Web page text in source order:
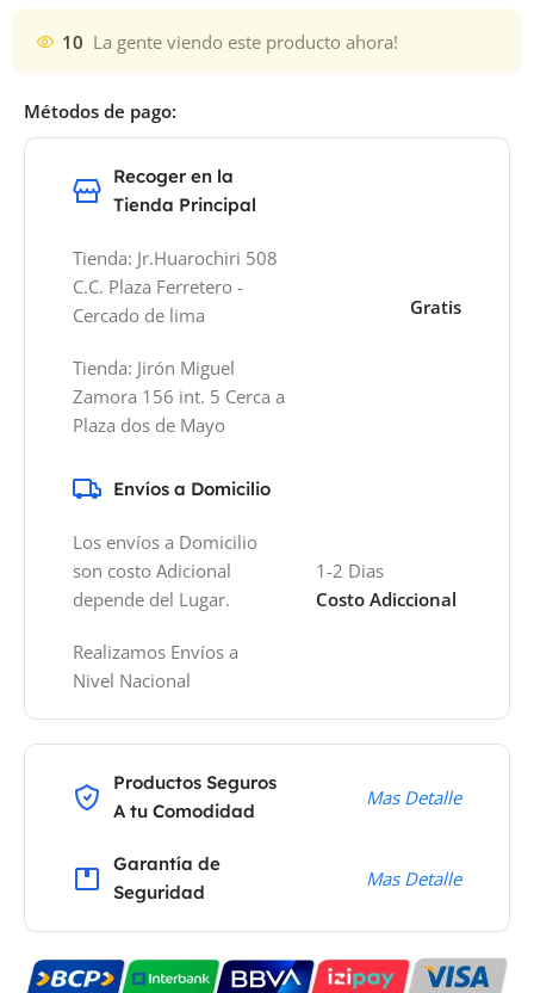
10 La gente viendo este producto ahora!
Métodos de pago:
Recoger en la
Tienda Principal
Tienda: Jr.Huarochiri 508
C.C. Plaza Ferretero -
Cercado de lima
Tienda: Jirón Miguel
Zamora 156 int. 5 Cerca a
Plaza dos de Mayo
Gratis
Envíos a Domicilio
Los envíos a Domicilio
son costo Adicional
depende del Lugar.
Realizamos Envíos a
Nivel Nacional
1-2 Dias
Costo Adiccional
Productos Seguros
A tu Comodidad
Mas Detalle
Garantía de
Seguridad
Mas Detalle